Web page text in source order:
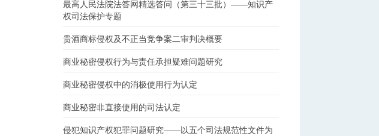
最高人民法院法答网精选答问（第三十三批）——知识产
权司法保护专题
贵酒商标侵权及不正当竞争案二审判决概要
商业秘密侵权行为与责任承担疑难问题研究
商业秘密侵权中的消极使用行为认定
商业秘密非直接使用的司法认定
侵犯知识产权犯罪问题研究——以五个司法规范性文件为